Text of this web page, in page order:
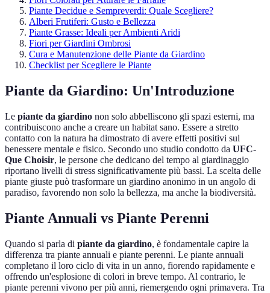
Piante Decidue e Sempreverdi: Quale Scegliere?
Alberi Frutiferi: Gusto e Bellezza
Piante Grasse: Ideali per Ambienti Aridi
Fiori per Giardini Ombrosi
Cura e Manutenzione delle Piante da Giardino
Checklist per Scegliere le Piante
Piante da Giardino: Un'Introduzione
Le piante da giardino non solo abbelliscono gli spazi esterni, ma
contribuiscono anche a creare un habitat sano. Essere a stretto
contatto con la natura ha dimostrato di avere effetti positivi sul
benessere mentale e fisico. Secondo uno studio condotto da UFC-
Que Choisir, le persone che dedicano del tempo al giardinaggio
riportano livelli di stress significativamente più bassi. La scelta delle
piante giuste può trasformare un giardino anonimo in un angolo di
paradiso, favorendo non solo la bellezza, ma anche la biodiversità.
Piante Annuali vs Piante Perenni
Quando si parla di piante da giardino, è fondamentale capire la
differenza tra piante annuali e piante perenni. Le piante annuali
completano il loro ciclo di vita in un anno, fiorendo rapidamente e
offrendo un'esplosione di colori in breve tempo. Al contrario, le
piante perenni vivono per più anni, riemergendo ogni primavera. Tra